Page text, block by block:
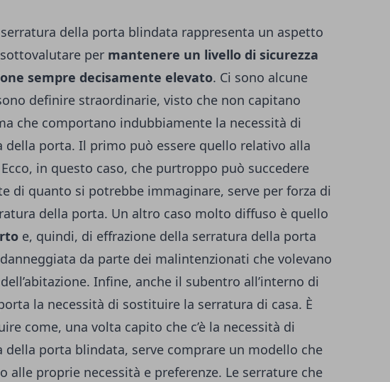
della porta blindata rappresenta un aspetto
per mantenere un livello di sicurezza
sempre decisamente elevato. Ci sono alcune
definire straordinarie, visto che non capitano
che comportano indubbiamente la necessità di
della porta. Il primo può essere quello relativo alla
in questo caso, che purtroppo può succedere
di quanto si potrebbe immaginare, serve per forza di
della porta. Un altro caso molto diffuso è quello
e, quindi, di effrazione della serratura della porta
da parte dei malintenzionati che volevano
Infine, anche il subentro all’interno di
la necessità di sostituire la serratura di casa. È
come, una volta capito che c’è la necessità di
della porta blindata, serve comprare un modello che
alle proprie necessità e preferenze. Le serrature che